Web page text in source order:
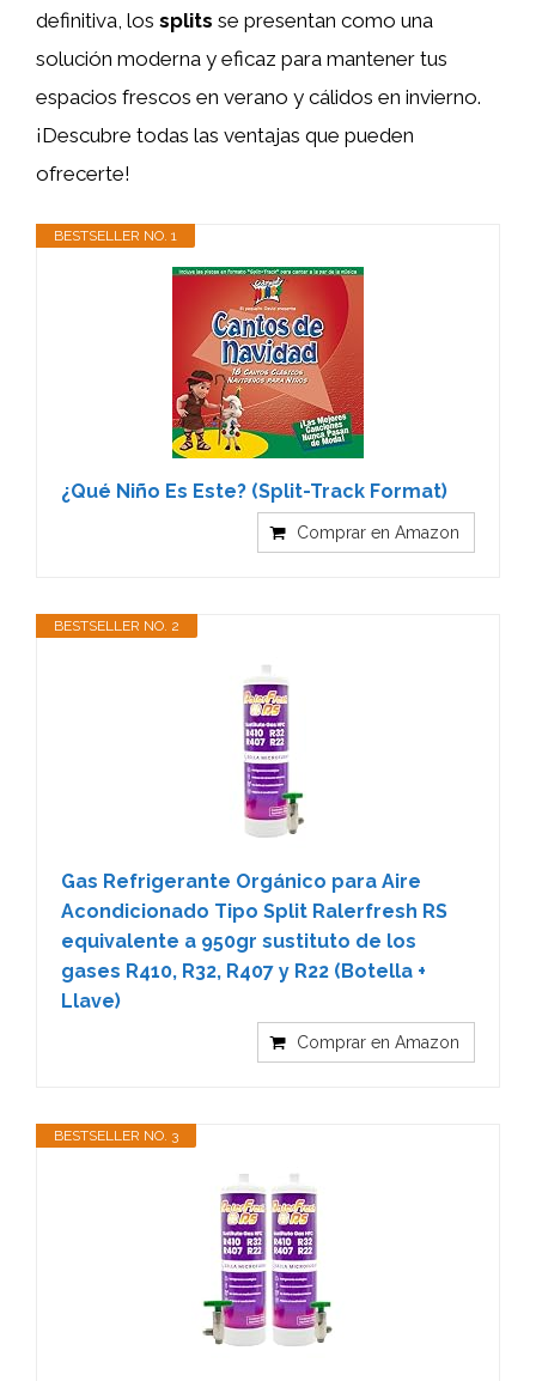
definitiva, los splits se presentan como una
solución moderna y eficaz para mantener tus
espacios frescos en verano y cálidos en invierno.
¡Descubre todas las ventajas que pueden
ofrecerte!
BESTSELLER NO. 1
¿Qué Niño Es Este? (Split-Track Format)
Comprar en Amazon
BESTSELLER NO. 2
Gas Refrigerante Orgánico para Aire
Acondicionado Tipo Split Ralerfresh RS
equivalente a 950gr sustituto de los
gases R410, R32, R407 y R22 (Botella +
Llave)
Comprar en Amazon
BESTSELLER NO. 3